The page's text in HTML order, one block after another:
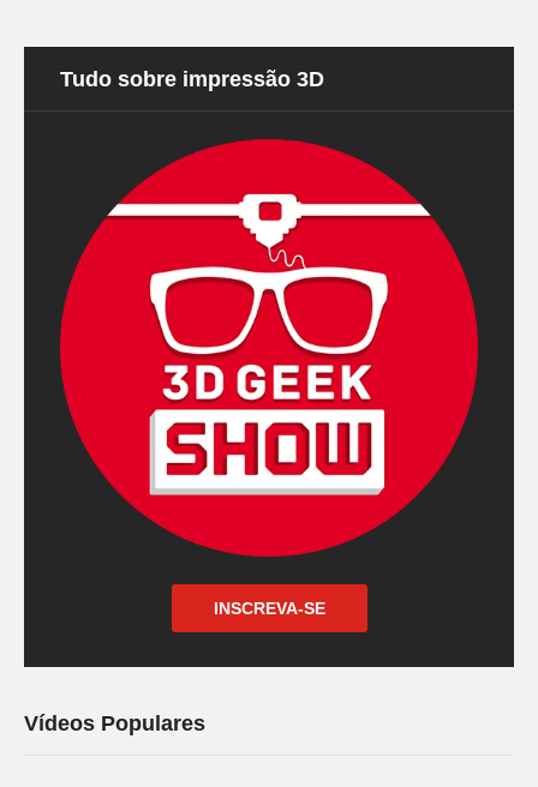
Tudo sobre impressão 3D
INSCREVA-SE
Vídeos Populares